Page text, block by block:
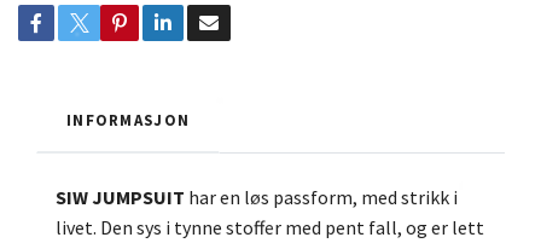
INFORMASJON
SIW JUMPSUIT har en løs passform, med strikk i
livet. Den sys i tynne stoffer med pent fall, og er lett